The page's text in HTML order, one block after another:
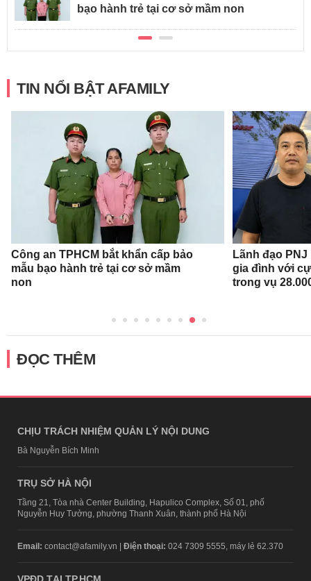
bạo hành trẻ tại cơ sở mầm non
TIN NỔI BẬT AFAMILY
Công an TPHCM bắt khẩn cấp bảo
mẫu bạo hành trẻ tại cơ sở mầm
non
Lãnh đạo
gia đình với
trong vụ
ĐỌC THÊM
CHỊU TRÁCH NHIỆM QUẢN LÝ NỘI DUNG
Bà Nguyễn Bích Minh
TRỤ SỞ HÀ NỘI
Tầng 21, Tòa nhà Center Building, Hapulico Complex, Số 01, phố
Nguyễn Huy Tưởng, phường Thanh Xuân, thành phố Hà Nội
Email: contact@afamily.vn | Điện thoại: 024 7309 5555, máy lẻ 62.370